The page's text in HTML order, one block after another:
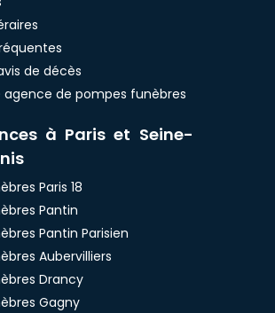
de décès
agence de pompes funèbres
à Paris et Seine-
Paris 18
Pantin
Pantin Parisien
Aubervilliers
Drancy
Gagny